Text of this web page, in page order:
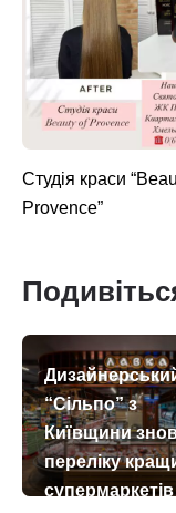
Студія краси
Provence”
“Сільпо” з
Київщини
переліку
супермаркетів